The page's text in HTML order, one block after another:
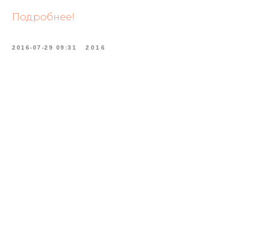
Подробнее!
2016-07-29 09:31 2016